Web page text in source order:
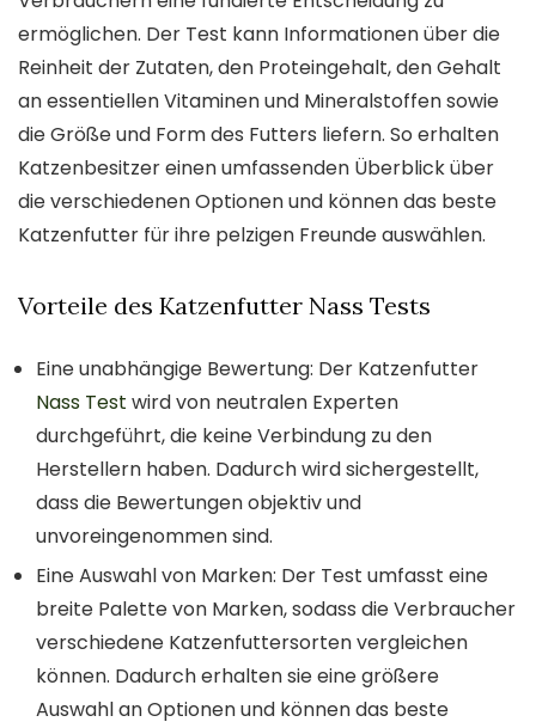
ermöglichen. Der Test kann Informationen über die
Reinheit der Zutaten, den Proteingehalt, den Gehalt
an essentiellen Vitaminen und Mineralstoffen sowie
die Größe und Form des Futters liefern. So erhalten
Katzenbesitzer einen umfassenden Überblick über
die verschiedenen Optionen und können das beste
Katzenfutter für ihre pelzigen Freunde auswählen.
Vorteile des Katzenfutter Nass Tests
Eine unabhängige Bewertung: Der Katzenfutter
Nass Test wird von neutralen Experten
durchgeführt, die keine Verbindung zu den
Herstellern haben. Dadurch wird sichergestellt,
dass die Bewertungen objektiv und
unvoreingenommen sind.
Eine Auswahl von Marken: Der Test umfasst eine
breite Palette von Marken, sodass die Verbraucher
verschiedene Katzenfuttersorten vergleichen
können. Dadurch erhalten sie eine größere
Auswahl an Optionen und können das beste